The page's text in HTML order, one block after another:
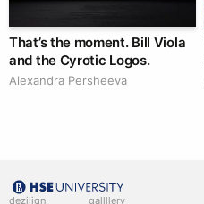
That’s the moment. Bill Viola
and the Cyrotic Logos.
Alexandra Persheeva
deziiign gallllery